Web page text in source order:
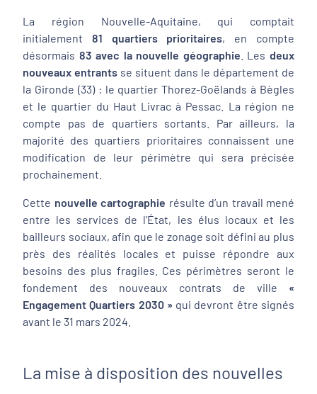
La région Nouvelle-Aquitaine, qui comptait
initialement 81 quartiers prioritaires, en compte
désormais 83 avec la nouvelle géographie . Lesdeux
nouveaux entrants se situent dans le département de
la Gironde (33) : le quartier Thorez-Goëlands à Bègles
et le quartier du Haut Livrac à Pessac. La région ne
compte pas de quartiers sortants. Par ailleurs, la
majorité des quartiers prioritaires connaissent une
modification de leur périmètre qui sera précisée
prochainement.
Cette nouvelle cartographie résulte d’un travail mené
entre les services de l’État, les élus locaux et les
bailleurs sociaux, afin que le zonage soit défini au plus
près des réalités locales et puisse répondre aux
besoins des plus fragiles. Ces périmètres seront le
fondement des nouveaux contrats de ville «
Engagement Quartiers 2030 »qui devront être signés
avant le 31 mars 2024.
La mise à disposition des nouvelles